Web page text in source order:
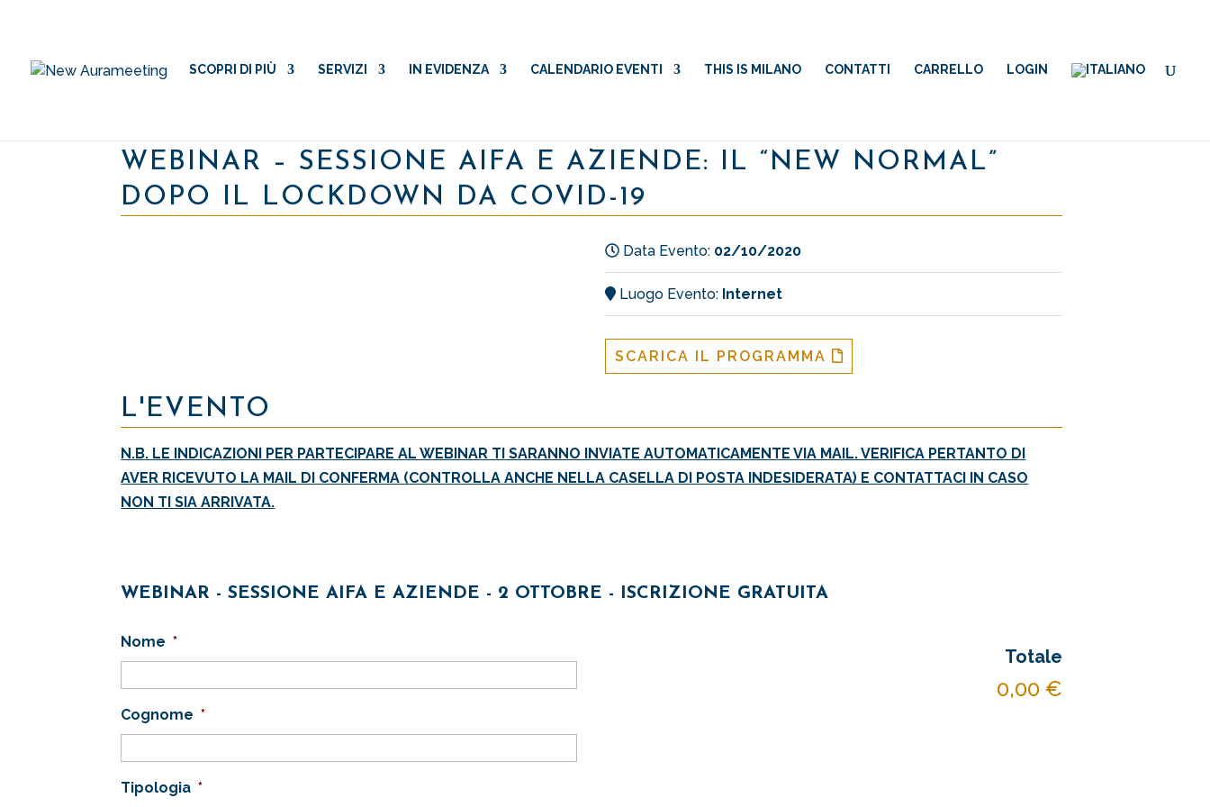
SCOPRI DI PIÙ SERVIZI IN EVIDENZA CALENDARIO EVENTI THIS IS MILANO CONTATTI CARRELLO LOGIN
WEBINAR – SESSIONE AIFA E AZIENDE: IL “NEW NORMAL”
DOPO IL LOCKDOWN DA COVID-19
Data Evento: 02/10/2020
Luogo Evento: Internet
SCARICA IL PROGRAMMA
L'EVENTO
N.B. LE INDICAZIONI PER PARTECIPARE AL WEBINAR TI SARANNO INVIATE AUTOMATICAMENTE VIA MAIL. VERIFICA PERTANTO DI
AVER RICEVUTO LA MAIL DI CONFERMA (CONTROLLA ANCHE NELLA CASELLA DI POSTA INDESIDERATA) E CONTATTACI IN CASO
NON TI SIA ARRIVATA.
WEBINAR - SESSIONE AIFA E AZIENDE - 2 OTTOBRE - ISCRIZIONE GRATUITA
Totale
0,00 €
Nome *
Cognome *
Tipologia *